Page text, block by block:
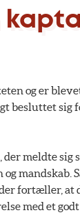
og er
besluttet sig
meldte sig
mandskab.
fortæller, at
med et